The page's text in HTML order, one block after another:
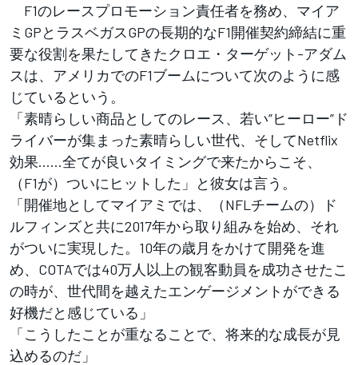
F1のレースプロモーション責任者を務め、マイア
ミGPとラスベガスGPの長期的なF1開催契約締結に重
要な役割を果たしてきたクロエ・ターゲット-アダム
スは、アメリカでのF1ブームについて次のように感
じているという。
「素晴らしい商品としてのレース、若い”ヒーロー”ド
ライバーが集まった素晴らしい世代、そしてNetflix
効果……全てが良いタイミングで来たからこそ、
（F1が）ついにヒットした」と彼女は言う。
「開催地としてマイアミでは、（NFLチームの）ド
ルフィンズと共に2017年から取り組みを始め、それ
がついに実現した。10年の歳月をかけて開発を進
め、COTAでは40万人以上の観客動員を成功させたこ
の時が、世代間を越えたエンゲージメントができる
好機だと感じている」
「こう したことが重なることで、将来的な成長が見
込めるのだ」